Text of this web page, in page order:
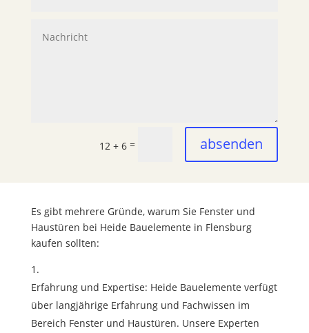
12 + 6 = absenden
Es gibt mehrere Gründe, warum Sie Fenster und
Haustüren bei Heide Bauelemente in Flensburg
kaufen sollten:
Erfahrung und Expertise: Heide Bauelemente verfügt
über langjährige Erfahrung und Fachwissen im
Bereich Fenster und Haustüren. Unsere Experten